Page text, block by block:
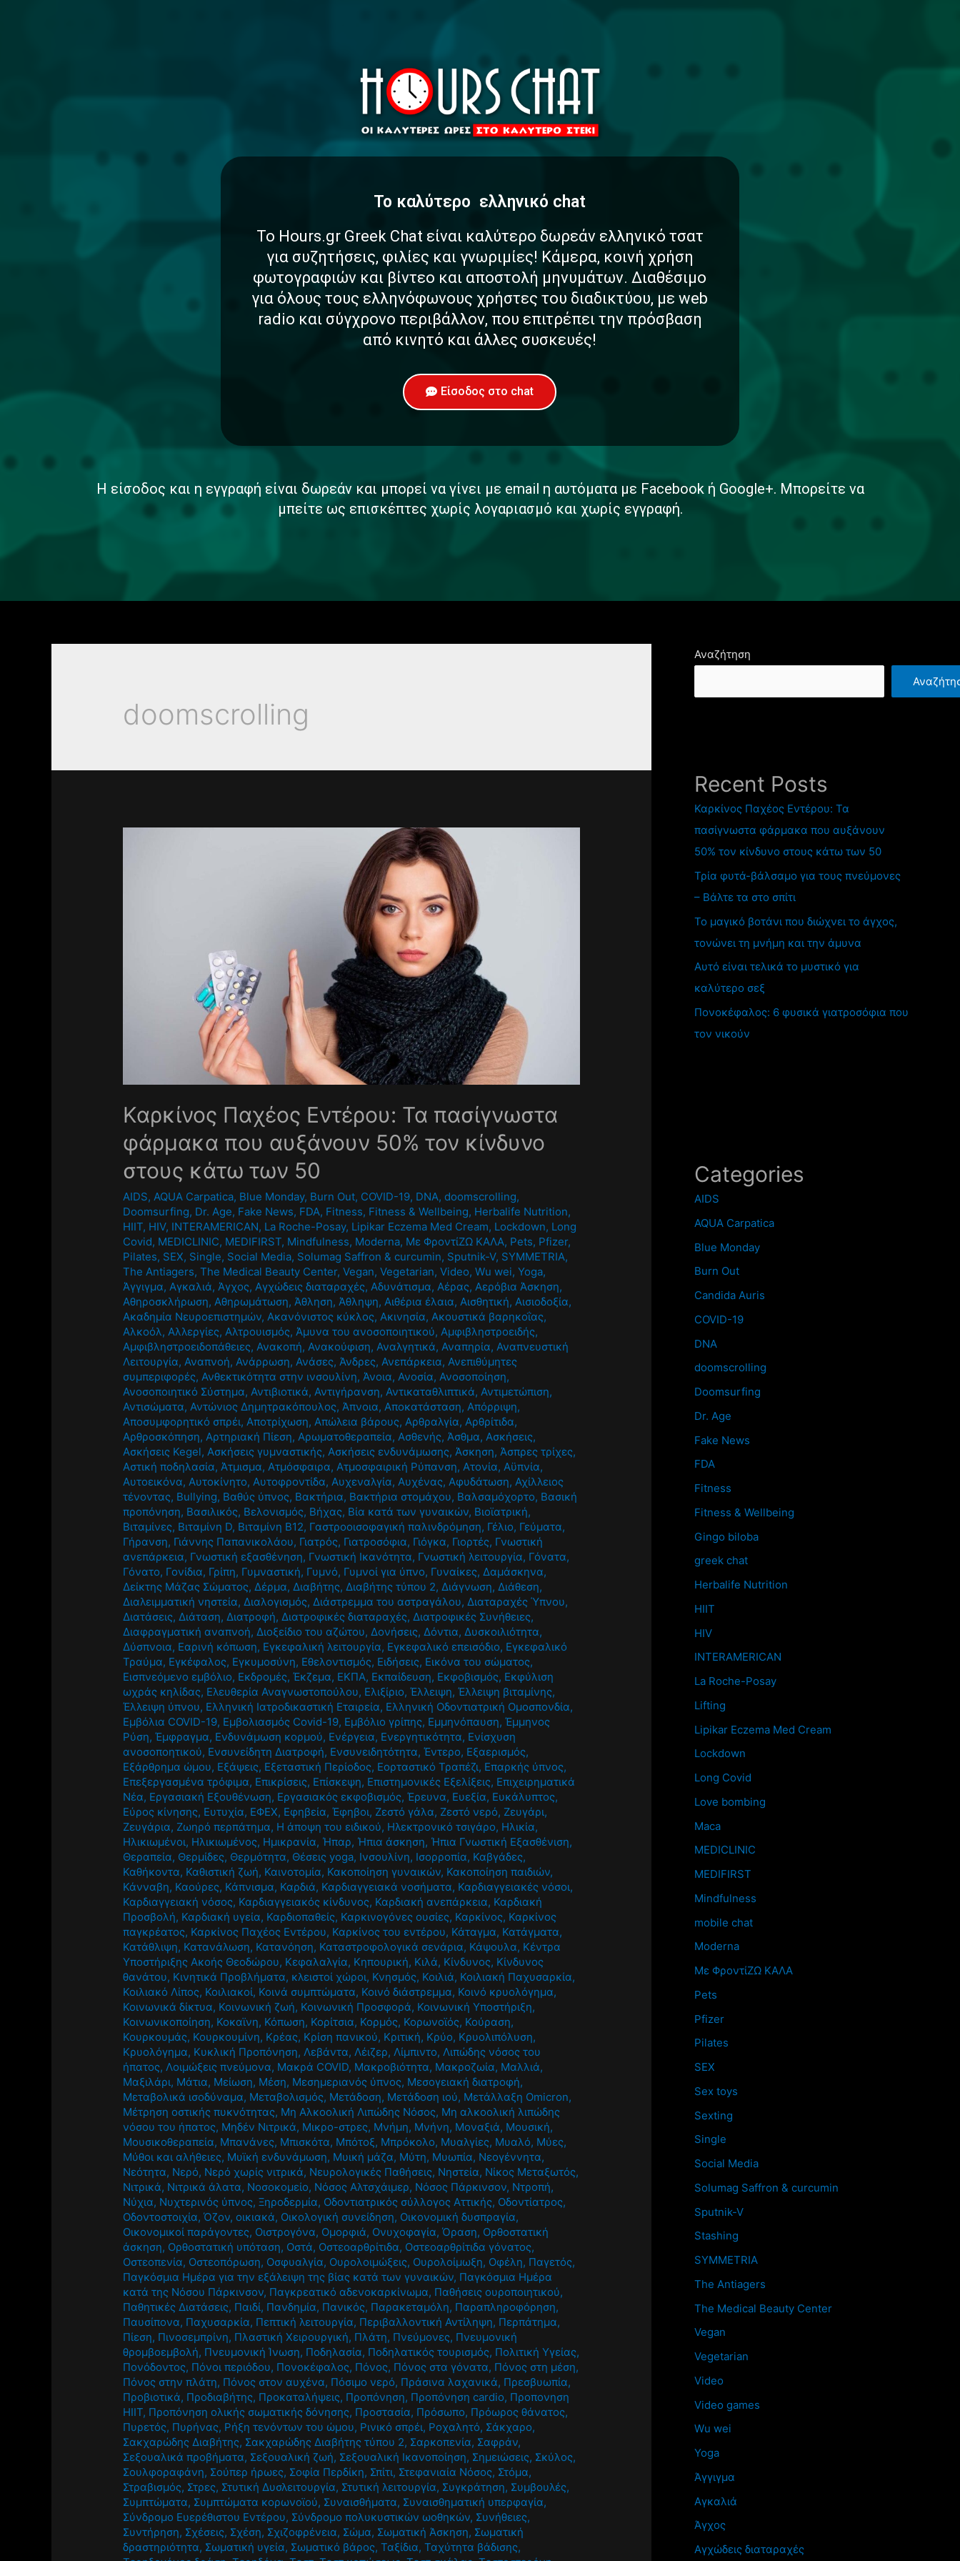
To καλύτερο ασ φ ελληνικό chat
Το Hours.gr Greek Chat είναι καλύτερο δωρεάν ελληνικό τσατ
για συζητήσεις, φιλίες και γνωριμίες! Κάμερα, κοινή χρήση
φωτογραφιών και βίντεο και αποστολή μηνυμάτων. Διαθέσιμο
για όλους τους ελληνόφωνους χρήστες του διαδικτύου, με web
radio και σύγχρονο περιβάλλον, που επιτρέπει την πρόσβαση
από κινητό και άλλες συσκευές!
Είσοδος στο chat
Η είσοδος και η εγγραφή είναι δωρεάν και μπορεί να γίνει με email η αυτόματα με Facebook ή Google+. Μπορείτε να
μπείτε ως επισκέπτες χωρίς λογαριασμό και χωρίς εγγραφή.
doomscrolling
Καρκίνος Παχέος Εντέρου: Τα πασίγνωστα
φάρμακα που αυξάνουν 50% τον κίνδυνο
στους κάτω των 50
AIDS, AQUA Carpatica, Blue Monday, Burn Out, COVID-19, DNA,doomscrolling,
Doomsurfing, Dr. Age, Fake News, FDA, Fitness, Fitness & Wellbeing, Herbalife Nutrition,
HIIT, HIV, INTERAMERICAN, La Roche-Posay, Lipikar Eczema Med Cream, Lockdown, Long
Covid, MEDICLINIC, MEDIFIRST, Mindfulness, Moderna, Mε ΦροντίΖΩ ΚΑΛΑ, Pets, Pfizer,
Pilates, SEX, Single, Social Media, Solumag Saffron & curcumin, Sputnik-V, SYMMETRIA,
The Antiagers,The Medical Beauty Center,Vegan,Vegetarian,Video,Wu wei,Yoga,
Άγγιγμα, Αγκαλιά, Άγχος, Αγχώδεις διαταραχές, Αδυνάτισμα, Αέρας, Αερόβια Άσκηση,
Αθηροσκλήρωση, Αθηρωμάτωση, Άθληση, Άθληψη, Αιθέρια έλαια, Αισθητική, Αισιοδοξία,
Ακαδημία Νευροεπιστημών, Ακανόνιστος κύκλος, Ακινησία, Ακουστικά βαρηκοΐας,
Αλκοόλ, Αλλεργίες, Αλτρουισμός, Άμυνα του ανοσοποιητικού, Αμφιβληστροειδής,
Αμφιβληστροειδοπάθειες, Ανακοπή, Ανακούφιση, Αναλγητικά, Αναπηρία, Αναπνευστική
Λειτουργία, Αναπνοή, Ανάρρωση, Ανάσες, Άνδρες, Ανεπάρκεια, Ανεπιθύμητες
συμπεριφορές, Ανθεκτικότητα στην ινσουλίνη, Άνοια, Ανοσία, Ανοσοποίηση,
Ανοσοποιητικό Σύστημα, Αντιβιοτικά, Αντιγήρανση, Αντικαταθλιπτικά, Αντιμετώπιση,
Αντισώματα, Αντώνιος Δημητρακόπουλος, Άπνοια, Αποκατάσταση, Απόρριψη,
Αποσυμφορητικό σπρέι, Αποτρίχωση, Απώλεια βάρους, Αρθραλγία, Αρθρίτιδα,
Αρθροσκόπηση, Αρτηριακή Πίεση, Αρωματοθεραπεία, Ασθενής, Άσθμα, Ασκήσεις,
Ασκήσεις Kegel, Ασκήσεις γυμναστικής, Ασκήσεις ενδυνάμωσης, Άσκηση, Άσπρες τρίχες,
Αστική ποδηλασία, Άτμισμα, Ατμόσφαιρα, Ατμοσφαιρική Ρύπανση, Ατονία, Αϋπνία,
Αυτοεικόνα, Αυτοκίνητο, Αυτοφροντίδα, Αυχεναλγία, Αυχένας, Αφυδάτωση, Αχίλλειος
τένοντας, Βullying, Βαθύς ύπνος, Βακτήρια, Βακτήρια στομάχου, Βαλσαμόχορτο, Βασική
προπόνηση, Βασιλικός, Βελονισμός, Βήχας, Βία κατά των γυναικών, Βιοϊατρική,
Βιταμίνες, Βιταμίνη D, Βιταμίνη Β12, Γαστροοισοφαγική παλινδρόμηση, Γέλιο, Γεύματα,
Γήρανση, Γιάννης Παπανικολάου, Γιατρός, Γιατροσόφια, Γιόγκα, Γιορτές, Γνωστική
ανεπάρκεια, Γνωστική εξασθένηση, Γνωστική Ικανότητα, Γνωστική λειτουργία, Γόνατα,
Γόνατο, Γονίδια, Γρίπη, Γυμναστική, Γυμνό, Γυμνοί για ύπνο, Γυναίκες, Δαμάσκηνα,
Δείκτης Μάζας Σώματος, Δέρμα, Διαβήτης, Διαβήτης τύπου 2, Διάγνωση, Διάθεση,
Διαλειμματική νηστεία, Διαλογισμός, Διάστρεμμα του αστραγάλου, Διαταραχές Ύπνου,
Διατάσεις, Διάταση, Διατροφή, Διατροφικές διαταραχές, Διατροφικές Συνήθειες,
Διαφραγματική αναπνοή, Διοξείδιο του αζώτου, Δονήσεις, Δόντια, Δυσκοιλιότητα,
Δύσπνοια, Εαρινή κόπωση, Εγκεφαλική λειτουργία, Εγκεφαλικό επεισόδιο, Εγκεφαλικό
Τραύμα, Εγκέφαλος, Εγκυμοσύνη, Εθελοντισμός, Ειδήσεις, Εικόνα του σώματος,
Εισπνεόμενο εμβόλιο, Εκδρομές,Έκζεμα, ΕΚΠΑ, Εκπαίδευση, Εκφοβισμός, Εκφύλιση
ωχράς κηλίδας, Ελευθερία Αναγνωστοπούλου, Ελιξίριο,Έλλειψη,Έλλειψη βιταμίνης,
Έλλειψη ύπνου, Ελληνική Ιατροδικαστική Εταιρεία, Ελληνική Οδοντιατρική Ομοσπονδία,
Εμβόλια COVID-19, Εμβολιασμός Covid-19, Εμβόλιο γρίπης, Εμμηνόπαυση,Έμμηνος
Ρύση,Έμφραγμα, Ενδυνάμωση κορμού, Ενέργεια, Ενεργητικότητα, Ενίσχυση
ανοσοποητικού, Ενσυνείδητη Διατροφή, Ενσυνειδητότητα,Έντερο, Εξαερισμός,
Εξάρθρημα ώμου, Εξάψεις, Εξεταστική Περίοδος, Εορταστικό Τραπέζι, Επαρκής ύπνος,
Επεξεργασμένα τρόφιμα, Επικρίσεις, Επίσκεψη, Επιστημονικές Εξελίξεις, Επιχειρηματικά
Νέα, Εργασιακή Εξουθένωση, Εργασιακός εκφοβισμός,Έρευνα, Ευεξία, Ευκάλυπτος,
Εύρος κίνησης, Ευτυχία, ΕΦΕΧ, Εφηβεία,Έφηβοι, Ζεστό γάλα, Ζεστό νερό, Ζευγάρι,
Ζευγάρια, Ζωηρό περπάτημα, Η άποψη του ειδικού, Ηλεκτρονικό τσιγάρο, Ηλικία,
Ηλικιωμένοι, Ηλικιωμένος, Ημικρανία, Ήπαρ, Ήπια άσκηση, Ήπια Γνωστική Εξασθένιση,
Θεραπεία, Θερμίδες, Θερμότητα, Θέσεις yoga, Ινσουλίνη, Ισορροπία, Καβγάδες,
Καθήκοντα, Καθιστική ζωή, Καινοτομία, Κακοποίηση γυναικών, Κακοποίηση παιδιών,
Κάνναβη, Καούρες, Κάπνισμα, Καρδιά, Καρδιαγγειακά νοσήματα, Καρδιαγγειακές νόσοι,
Καρδιαγγειακή νόσος, Καρδιαγγειακός κίνδυνος, Καρδιακή ανεπάρκεια, Καρδιακή
Προσβολή, Καρδιακή υγεία, Καρδιοπαθείς, Καρκινογόνες ουσίες, Καρκίνος, Καρκίνος
παγκρέατος, Καρκίνος Παχέος Εντέρου, Καρκίνος του εντέρου, Κάταγμα, Κατάγματα,
Κατάθλιψη, Κατανάλωση, Κατανόηση, Καταστροφολογικά σενάρια, Κάψουλα, Κέντρα
Υποστήριξης Ακοής Θεοδώρου, Κεφαλαλγία, Κηπουρική, Κιλά, Κίνδυνος, Κίνδυνος
θανάτου, Κινητικά Προβλήματα, κλειστοί χώροι, Κνησμός, Κοιλιά, Κοιλιακή Παχυσαρκία,
Κοιλιακό Λίπος, Κοιλιακοί, Κοινά συμπτώματα, Κοινό διάστρεμμα, Κοινό κρυολόγημα,
Κοινωνικά δίκτυα, Κοινωνική ζωή, Κοινωνική Προσφορά, Κοινωνική Υποστήριξη,
Κοινωνικοποίηση, Κοκαϊνη, Κόπωση, Κορίτσια, Κορμός, Κορωνοϊός, Κούραση,
Κουρκουμάς, Κουρκουμίνη, Κρέας, Κρίση πανικού, Κριτική, Κρύο, Κρυολιπόλυση,
Κρυολόγημα, Κυκλική Προπόνηση, Λεβάντα, Λέιζερ, Λίμπιντο, Λιπώδης νόσος του
ήπατος, Λοιμώξεις πνεύμονα, Μακρά COVID, Μακροβιότητα, Μακροζωία, Μαλλιά,
Μαξιλάρι, Μάτια, Μείωση, Μέση, Μεσημεριανός ύπνος, Μεσογειακή διατροφή,
Μεταβολικά ισοδύναμα, Μεταβολισμός, Μετάδοση, Μετάδοση ιού, Μετάλλαξη Omicron,
Μέτρηση οστικής πυκνότητας, Μη Αλκοολική Λιπώδης Νόσος, Μη αλκοολική λιπώδης
νόσου του ήπατος, Μηδέν Νιτρικά, Μικρο-στρες, Μνήμη, Μνήνη, Μοναξιά, Μουσική,
Μουσικοθεραπεία, Μπανάνες, Μπισκότα, Μπότοξ, Μπρόκολο, Μυαλγίες, Μυαλό, Μύες,
Μύθοι και αλήθειες, Μυϊκή ενδυνάμωση, Μυική μάζα, Μύτη, Μυωπία, Νεογέννητα,
Νεότητα, Νερό, Νερό χωρίς νιτρικά, Νευρολογικές Παθήσεις, Νηστεία, Νίκος Μεταξωτός,
Νιτρικά, Νιτρικά άλατα, Νοσοκομείο, Νόσος Αλτσχάιμερ, Νόσος Πάρκινσον, Ντροπή,
Νύχια, Νυχτερινός ύπνος,Ξηροδερμία, Οδοντιατρικός σύλλογος Αττικής, Οδοντίατρος,
Οδοντοστοιχία,Όζον,οικιακά, Οικολογική συνείδηση, Οικονομική δυσπραγία,
Οικονομικοί παράγοντες, Οιστρογόνα, Ομορφιά, Ονυχοφαγία,Όραση, Ορθοστατική
άσκηση, Ορθοστατική υπόταση, Οστά, Οστεοαρθρίτιδα, Οστεοαρθρίτιδα γόνατος,
Οστεοπενία, Οστεοπόρωση, Οσφυαλγία, Ουρολοιμώξεις, Ουρολοίμωξη, Οφέλη, Παγετός,
Παγκόσμια Ημέρα για την εξάλειψη της βίας κατά των γυναικών, Παγκόσμια Ημέρα
κατά της Νόσου Πάρκινσον, Παγκρεατικό αδενοκαρκίνωμα, Παθήσεις ουροποιητικού,
Παθητικές Διατάσεις, Παιδί, Πανδημία, Πανικός, Παρακεταμόλη, Παραπληροφόρηση,
Παυσίπονα, Παχυσαρκία, Πεπτική λειτουργία, Περιβαλλοντική Αντίληψη, Περπάτημα,
Πίεση, Πινοσεμπρίνη, Πλαστική Χειρουργική, Πλάτη, Πνεύμονες, Πνευμονική
θρομβοεμβολή, Πνευμονική Ίνωση, Ποδηλασία, Ποδηλατικός τουρισμός, Πολιτική Υγείας,
Πονόδοντος, Πόνοι περιόδου, Πονοκέφαλος, Πόνος, Πόνος στα γόνατα, Πόνος στη μέση,
Πόνος στην πλάτη, Πόνος στον αυχένα, Πόσιμο νερό, Πράσινα λαχανικά, Πρεσβυωπία,
Προβιοτικά, Προδιαβήτης, Προκαταλήψεις, Προπόνηση, Προπόνηση cardio, Προπονηση
HIIT, Προπόνηση ολικής σωματικής δόνησης, Προστασία, Πρόσωπο, Πρόωρος θάνατος,
Πυρετός, Πυρήνας, Ρήξη τενόντων του ώμου, Ρινικό σπρέι, Ροχαλητό, Σάκχαρο,
Σακχαρώδης Διαβήτης, Σακχαρώδης Διαβήτης τύπου 2, Σαρκοπενία, Σαφράν,
Σεξουαλικά προβήματα, Σεξουαλική ζωή, Σεξουαλική Ικανοποίηση, Σημειώσεις, Σκύλος,
Σουλφοραφάνη, Σούπερ ήρωες, Σοφία Περδίκη, Σπίτι, Στεφανιαία Νόσος, Στόμα,
Στραβισμός, Στρες, Στυτική Δυσλειτουργία, Στυτική λειτουργία, Συγκράτηση, Συμβουλές,
Συμπτώματα, Συμπτώματα κορωνοϊού, Συναισθήματα, Συναισθηματική υπερφαγία,
Σύνδρομο Ευερέθιστου Εντέρου, Σύνδρομο πολυκυστικών ωοθηκών, Συνήθειες,
Συντήρηση, Σχέσεις, Σχέση, Σχιζοφρένεια, Σώμα, Σωματική Άσκηση, Σωματική
δραστηριότητα, Σωματική υγεία, Σωματικό βάρος,Ταξίδια,Ταχύτητα βάδισης,
Αναζήτηση
Recent Posts
Καρκίνος Παχέος Εντέρου: Τα
πασίγνωστα φάρμακα που αυξάνουν
50% τον κίνδυνο στους κάτω των 50
Τρία φυτά-βάλσαμο για τους πνεύμονες
– Βάλτε τα στο σπίτι
Το μαγικό βοτάνι που διώχνει το άγχος,
τονώνει τη μνήμη και την άμυνα
Αυτό είναι τελικά το μυστικό για
καλύτερο σεξ
Πονοκέφαλος: 6 φυσικά γιατροσόφια που
τον νικούν
Categories
AIDS
AQUA Carpatica
Blue Monday
Burn Out
Candida Auris
COVID-19
DNA
doomscrolling
Doomsurfing
Dr. Age
Fake News
FDA
Fitness
Fitness & Wellbeing
Gingo biloba
greek chat
Herbalife Nutrition
HIIT
HIV
INTERAMERICAN
La Roche-Posay
Lifting
Lipikar Eczema Med Cream
Lockdown
Long Covid
Love bombing
Maca
MEDICLINIC
MEDIFIRST
Mindfulness
mobile chat
Moderna
Mε ΦροντίΖΩ ΚΑΛΑ
Pets
Pfizer
Pilates
SEX
Sex toys
Sexting
Single
Social Media
Solumag Saffron & curcumin
Sputnik-V
Stashing
SYMMETRIA
The Antiagers
The Medical Beauty Center
Vegan
Vegetarian
Video
Video games
Wu wei
Yoga
Άγγιγμα
Αγκαλιά
Άγχος
Αγχώδεις διαταραχές